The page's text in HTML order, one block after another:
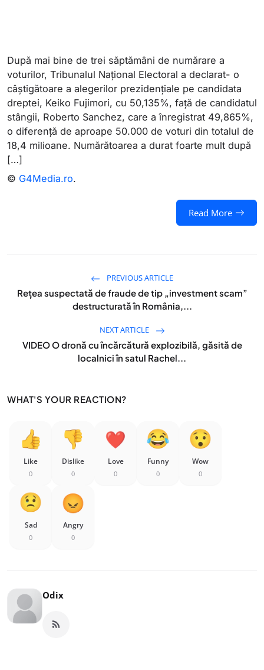
După mai bine de trei săptămâni de numărare a
voturilor, Tribunalul Național Electoral a declarat- o
câștigătoare a alegerilor prezidențiale pe candidata
dreptei, Keiko Fujimori, cu 50,135%, față de candidatul
stângii, Roberto Sanchez, care a înregistrat 49,865%,
o diferență de aproape 50.000 de voturi din totalul de
18,4 milioane. Numărătoarea a durat foarte mult după
[…]
© G4Media.ro.
Read More
PREVIOUS ARTICLE
Rețea suspectată de fraude de tip „investment scam”
destructurată în România,...
NEXT ARTICLE
VIDEO O dronă cu încărcătură explozibilă, găsită de
localnici în satul Rachel...
WHAT'S YOUR REACTION?
Like
0
Dislike
0
Love
0
Funny
0
Wow
0
Sad
0
Angry
0
Odix